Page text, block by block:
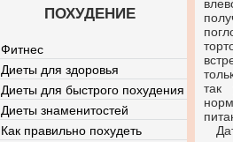
так
ПОХУДЕНИЕ
Фитнес
Диеты для здоровья
Диеты для быстрого похудения
Диеты знаменитостей
Как правильно похудеть